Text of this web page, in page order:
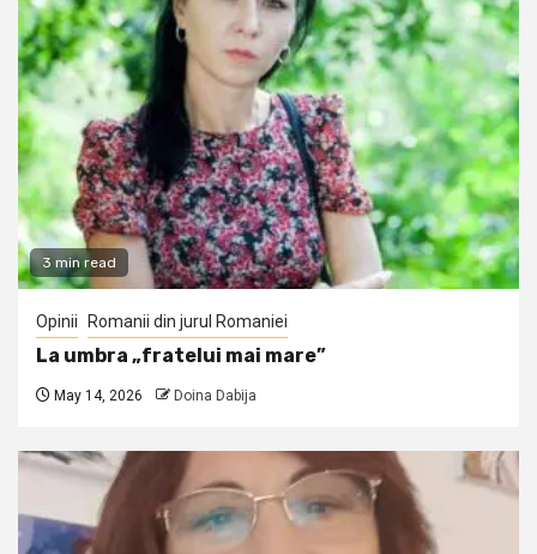
3 min read
Opinii Romanii din jurul Romaniei
La umbra „fratelui mai mare”
May 14, 2026 Doina Dabija